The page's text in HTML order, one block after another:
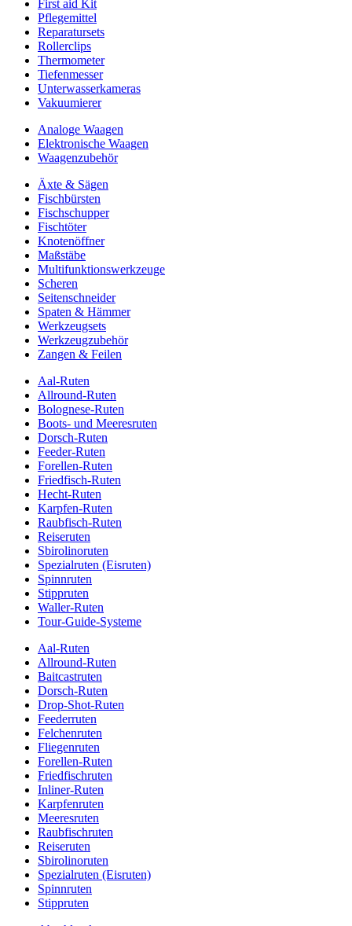
First aid Kit
Pflegemittel
Reparatursets
Rollerclips
Thermometer
Tiefenmesser
Unterwasserkameras
Vakuumierer
Analoge Waagen
Elektronische Waagen
Waagenzubehör
Äxte & Sägen
Fischbürsten
Fischschupper
Fischtöter
Knotenöffner
Maßstäbe
Multifunktionswerkzeuge
Scheren
Seitenschneider
Spaten & Hämmer
Werkzeugsets
Werkzeugzubehör
Zangen & Feilen
Aal-Ruten
Allround-Ruten
Bolognese-Ruten
Boots- und Meeresruten
Dorsch-Ruten
Feeder-Ruten
Forellen-Ruten
Friedfisch-Ruten
Hecht-Ruten
Karpfen-Ruten
Raubfisch-Ruten
Reiseruten
Sbirolinoruten
Spezialruten (Eisruten)
Spinnruten
Stippruten
Waller-Ruten
Tour-Guide-Systeme
Aal-Ruten
Allround-Ruten
Baitcastruten
Dorsch-Ruten
Drop-Shot-Ruten
Feederruten
Felchenruten
Fliegenruten
Forellen-Ruten
Friedfischruten
Inliner-Ruten
Karpfenruten
Meeresruten
Raubfischruten
Reiseruten
Sbirolinoruten
Spezialruten (Eisruten)
Spinnruten
Stippruten